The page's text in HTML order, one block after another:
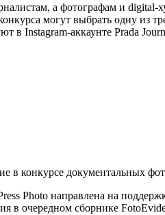
а фотографам и digital-
могут выбрать одну из
в Instagram-аккаунте Prada
в конкурсе документальных
Photo направлена на
в очередном сборнике